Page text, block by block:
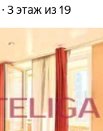
3 этаж из 19